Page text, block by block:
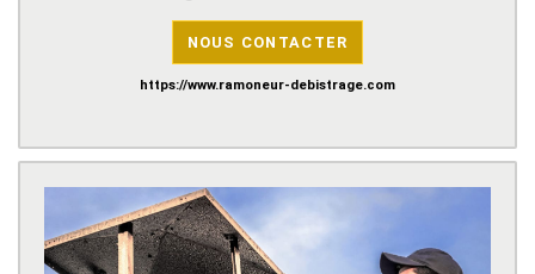
NOUS CONTACTER
https://www.ramoneur-debistrage.com